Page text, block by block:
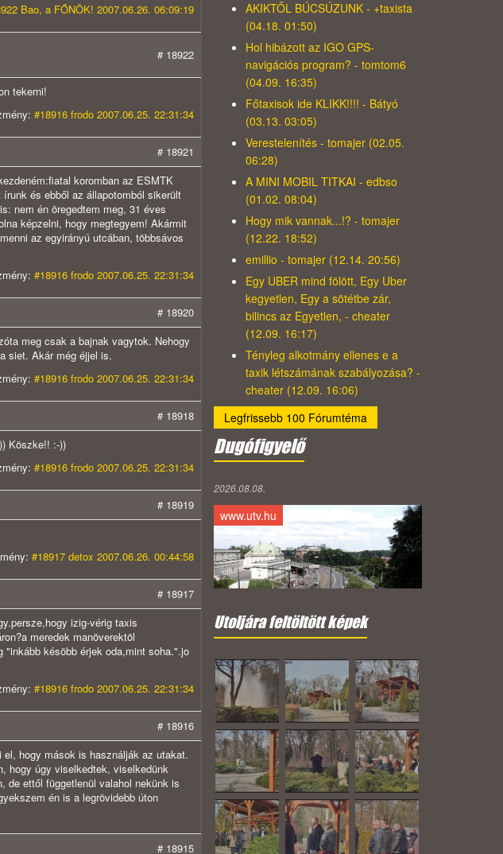
Bao, a FŐNÖK! 2007.06.26. 06:09:19
# 18922
tekerni!
#18916 frodo 2007.06.25. 22:31:34
# 18921
koromban az ESMTK
és ebből az állapotomból sikerült
nem én öregedtem meg, 31 éves
képzelni, hogy megtegyem! Akármit
az egyirányú utcában, többsávos
#18916 frodo 2007.06.25. 22:31:34
# 18920
meg csak a bajnak vagytok. Nehogy
siet. Akár még éjjel is.
#18916 frodo 2007.06.25. 22:31:34
# 18918
Köszke!! :-))
#18916 frodo 2007.06.25. 22:31:34
# 18919
#18917 detox 2007.06.26. 00:44:58
# 18917
izig-vérig taxis
meredek manöverektöl
késöbb érjek oda,mint soha.".jo
#18916 frodo 2007.06.25. 22:31:34
# 18916
hogy mások is használják az utakat.
hogy úgy viselkedtek, viselkedünk
de ettől függetlenül valahol nekünk is
én is a legrövidebb úton
# 18915
AKIKTŐL BÚCSÚZUNK - +taxista
(04.18. 01:50)
Hol hibázott az IGO GPS-
navigációs program? - tomtom6
(04.09. 16:35)
Főtaxisok ide KLIKK!!!! - Bátyó
(03.13. 03:05)
Verestelenítés - tomajer (02.05.
06:28)
A MINI MOBIL TITKAI - edbso
(01.02. 08:04)
Hogy mik vannak...!? - tomajer
(12.22. 18:52)
emillio - tomajer (12.14. 20:56)
Egy UBER mind fölött, Egy Uber
kegyetlen, Egy a sötétbe zár,
bilincs az Egyetlen, - cheater
(12.09. 16:17)
Tényleg alkotmány ellenes e a
taxik létszámának szabályozása? -
cheater (12.09. 16:06)
Legfrissebb 100 Fórumtéma
Dugófigyelő
2026.08.08.
www.utv.hu
Utoljára feltöltött képek